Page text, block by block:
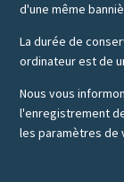
d'une même
La durée de
ordinateur est de
Nous vous
l'enregistrement
les paramètres de